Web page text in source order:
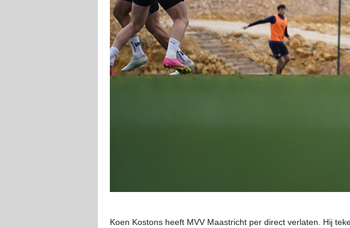
Koen Kostons heeft MVV Maastricht per direct verlaten. Hij